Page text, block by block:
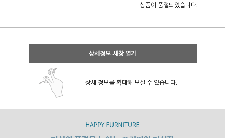
상품이 품절되었습니다.
상세정보 새창 열기
상세 정보를 확대해 보실 수 있습니다.